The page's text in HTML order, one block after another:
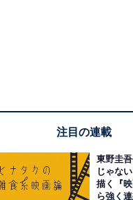
注目の連載
東野圭
じゃな
描く『
ら強く